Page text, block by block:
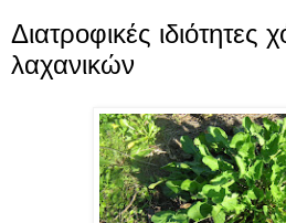
Διατροφικές ιδιότητες
λαχανικών